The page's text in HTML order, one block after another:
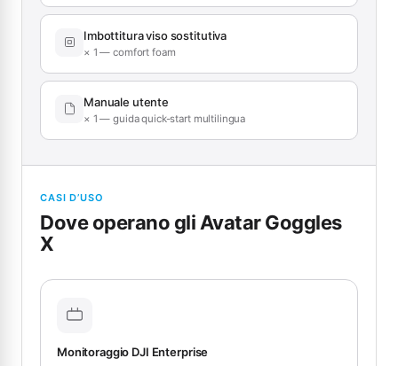
Imbottitura viso sostitutiva
× 1 — comfort foam
Manuale utente
× 1 — guida quick-start multilingua
CASI D’USO
Dove operano gli Avatar Goggles
X
Monitoraggio DJI Enterprise